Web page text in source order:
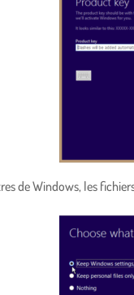
de Windows, les